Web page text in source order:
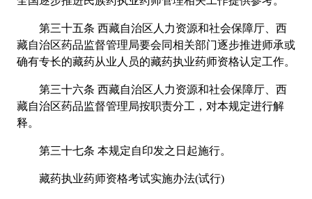
第三十五条 西藏自治区人力资源和社会保障厅、西
藏自治区药品监督管理局要会同相关部门逐步推进师承或
确有专长的藏药从业人员的藏药执业药师资格认定工作。
第三十六条 西藏自治区人力资源和社会保障厅、西
藏自治区药品监督管理局按职责分工，对本规定进行解
释。
第三十七条 本规定自印发之日起施行。
藏药执业药师资格考试实施办法(试行)